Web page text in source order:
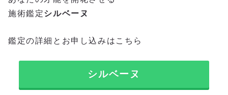
施術鑑定シルベーヌ
鑑定の詳細とお申し込みはこちら
シルベーヌ